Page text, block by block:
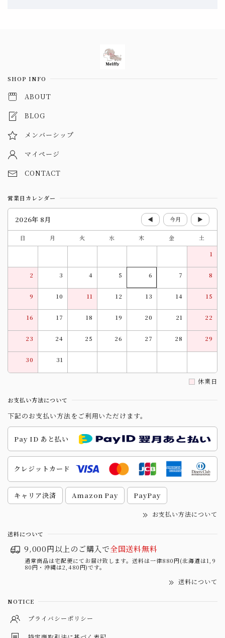
SHOP INFO
ABOUT
BLOG
メンバーシップ
マイページ
CONTACT
営業日カレンダー
2026年 8月 ◀ 今月 ▶
日 月 火 水 木 金
土
1
2 3 4 5 6 7 8
9 10 11 12 13 14 15
16 17 18 19 20 21 22
23 24 25 26 27 28 29
30 31
休業日
お支払い方法について
下記のお支払い方法をご利用いただけます。
Pay ID あと払い
クレジットカード
キャリア決済 Amazon Pay PayPay
お支払い方法について
送料について
9,000円以上のご購入で全国送料無料
通常商品は宅配便にてお届け致します。送料は一律880円(北海道は1,9
80円・沖縄は2,480円)です。
送料について
NOTICE
プライバシーポリシー